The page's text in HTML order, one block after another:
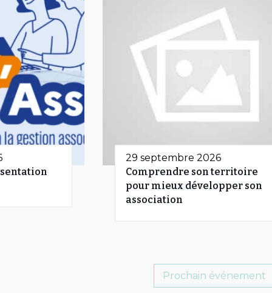
29 septembre 2026
Comprendre son territoire
pour mieux développer son
association
Prochain événement